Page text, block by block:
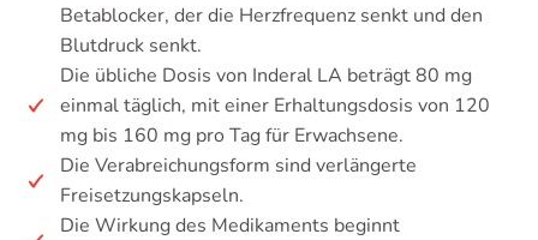
Betablocker, der die Herzfrequenz senkt und den
Blutdruck senkt.
Die übliche Dosis von Inderal LA beträgt 80 mg
einmal täglich, mit einer Erhaltungsdosis von 120
mg bis 160 mg pro Tag für Erwachsene.
Die Verabreichungsform sind verlängerte
Freisetzungskapseln.
Die Wirkung des Medikaments beginnt